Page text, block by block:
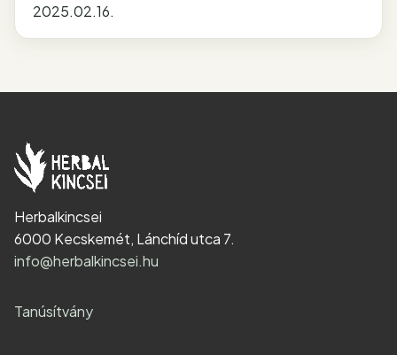
2025.02.16.
Herbalkincsei
6000 Kecskemét, Lánchíd utca 7.
info@herbalkincsei.hu
Tanúsítvány